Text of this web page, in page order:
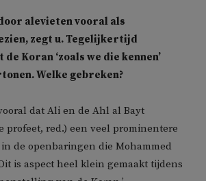
alevieten vooral als
zegt u. Tegelijkertijd
Koran ‘zoals we die kennen’
Welke gebreken?
dat Ali en de Ahl al Bayt
profeet, red.) een veel prominentere
de openbaringen die Mohammed
is aspect heel klein gemaakt tijdens